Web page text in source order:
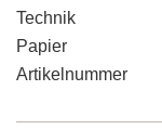
Technik
Papier
Artikelnummer